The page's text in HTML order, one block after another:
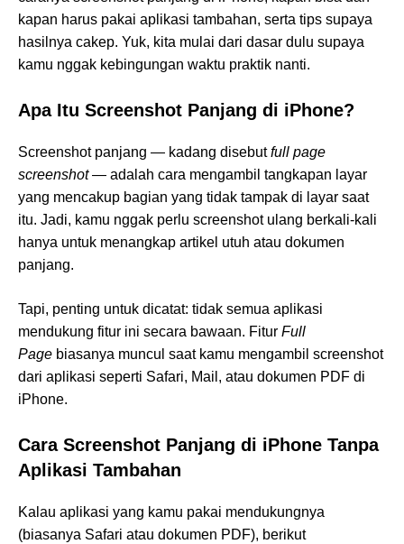
kapan harus pakai aplikasi tambahan, serta tips supaya
hasilnya cakep. Yuk, kita mulai dari dasar dulu supaya
kamu nggak kebingungan waktu praktik nanti.
Apa Itu Screenshot Panjang di iPhone?
Screenshot panjang — kadang disebutfull page
screenshot— adalah cara mengambil tangkapan layar
yang mencakup bagian yang tidak tampak di layar saat
itu. Jadi, kamu nggak perlu screenshot ulang berkali-kali
hanya untuk menangkap artikel utuh atau dokumen
panjang.
Tapi, penting untuk dicatat: tidak semua aplikasi
mendukung fitur ini secara bawaan. Fitur Full
Page biasanya muncul saat kamu mengambil screenshot
dari aplikasi seperti Safari, Mail, atau dokumen PDF di
iPhone.
Cara Screenshot Panjang di iPhone Tanpa
Aplikasi Tambahan
Kalau aplikasi yang kamu pakai mendukungnya
(biasanya Safari atau dokumen PDF), berikut